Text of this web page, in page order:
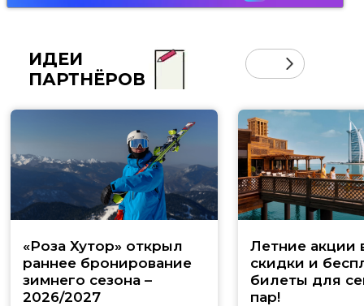
ИДЕИ
ПАРТНЁРОВ
«Роза Хутор» открыл
раннее бронирование
зимнего сезона –
2026/2027
Летние акции
скидки и
билеты для
пар!